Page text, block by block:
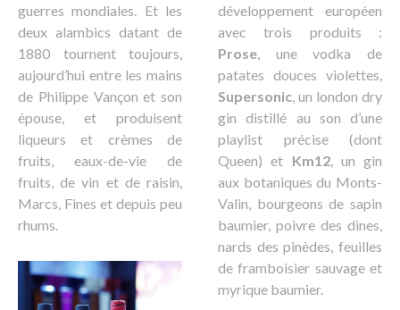
guerres mondiales. Et les
deux alambics datant de
1880 tournent toujours,
aujourd’hui entre les mains
de Philippe Vançon et son
épouse, et produisent
liqueurs et crèmes de
fruits, eaux-de-vie de
fruits, de vin et de raisin,
Marcs, Fines et depuis peu
rhums.
développement européen
avec trois produits :
Prose , une vodka de
patates douces violettes,
Supersonic , un london dry
gin distillé au son d’une
playlist précise (dont
Queen) et Km12, un gin
aux botaniques du Monts-
Valin, bourgeons de sapin
baumier, poivre des dines,
nards des pinèdes, feuilles
de framboisier sauvage et
myrique baumier.